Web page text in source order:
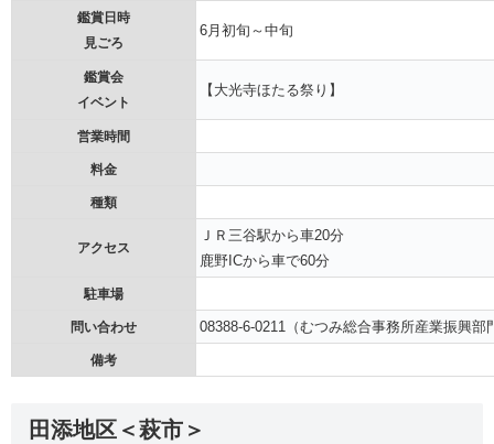
鑑賞日時
見ごろ
6月初旬～中旬
鑑賞会
イベント
【大光寺ほたる祭り】
営業時間
料金
種類
アクセス
ＪＲ三谷駅から車20分
鹿野ICから車で60分
駐車場
問い合わせ 08388-6-0211（むつみ総合事務所産業振興部
備考
田添地区＜萩市＞